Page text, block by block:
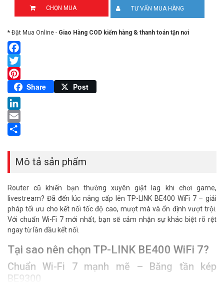
CHỌN MUA TƯ VẤN MUA HÀNG
* Đặt Mua Online - Giao Hàng COD kiểm hàng & thanh toán tận nơi
Facebook
Twitter
Pinterest
Share Post
LinkedIn
Email
Mô tả sản phẩm
Router cũ khiến bạn thường xuyên giật lag khi chơi game,
livestream? Đã đến lúc nâng cấp lên TP-LINK BE400 WiFi 7 – giải
pháp tối ưu cho kết nối tốc độ cao, mượt mà và ổn định vượt trội.
Với chuẩn Wi-Fi 7 mới nhất, bạn sẽ cảm nhận sự khác biệt rõ rệt
ngay từ lần đầu kết nối.
Tại sao nên chọn TP-LINK BE400 WiFi 7?
Chuẩn Wi-Fi 7 mạnh mẽ – Băng tần kép
BE9300